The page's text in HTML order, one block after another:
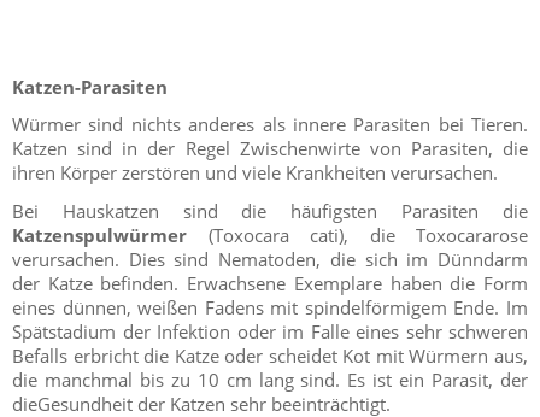
Katzen-Parasiten
Würmer sind nichts anderes als innere Parasiten bei Tieren.
Katzen sind in der Regel Zwischenwirte von Parasiten, die
ihren Körper zerstören und viele Krankheiten verursachen.
Bei Hauskatzen sind die häufigsten Parasiten die
Katzenspulwürmer (Toxocara cati), die Toxocararose
verursachen. Dies sind Nematoden, die sich im Dünndarm
der Katze befinden. Erwachsene Exemplare haben die Form
eines dünnen, weißen Fadens mit spindelförmigem Ende. Im
Spätstadium der Infektion oder im Falle eines sehr schweren
Befalls erbricht die Katze oder scheidet Kot mit Würmern aus,
die manchmal bis zu 10 cm lang sind. Es ist ein Parasit, der
dieGesundheit der Katzen sehr beeinträchtigt.